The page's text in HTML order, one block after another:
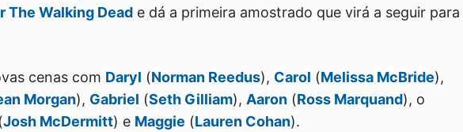
The Walking Dead e dá a primeira amostrado que virá a seguir para
cenas com Daryl (Norman Reedus), Carol (Melissa McBride),
Morgan), Gabriel (Seth Gilliam), Aaron (Ross Marquand), o
(Josh McDermitt) e Maggie (Lauren Cohan).